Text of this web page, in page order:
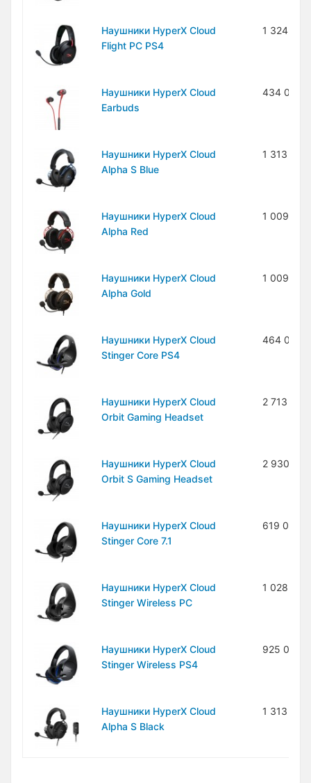
Наушники HyperX Cloud
Flight PC PS4
1 324
Наушники HyperX Cloud
Earbuds
434 000
Наушники HyperX Cloud
Alpha S Blue
1 313
Наушники HyperX Cloud
Alpha Red
1 009
Наушники HyperX Cloud
Alpha Gold
1 009
Наушники HyperX Cloud
Stinger Core PS4
464 000
Наушники HyperX Cloud
Orbit Gaming Headset
2 713
Наушники HyperX Cloud
Orbit S Gaming Headset
2 930
Наушники HyperX Cloud
Stinger Core 7.1
619 000
Наушники HyperX Cloud
Stinger Wireless PC
1 028
Наушники HyperX Cloud
Stinger Wireless PS4
925 000
Наушники HyperX Cloud
Alpha S Black
1 313